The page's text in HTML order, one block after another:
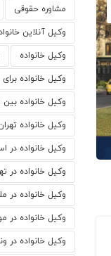
مشاوره حقوقی
وکیل آنلاین
وکیل خانواده
وکیل خانواده
وکیل خانواده بین
وکیل خانواده
وکیل خانواده در
وکیل خانواده در
وکیل خانواده در
وکیل خانواده در
وکیل خانواده در